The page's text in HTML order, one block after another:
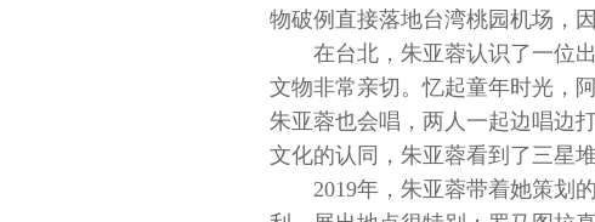
物破例直接落地台湾桃园机场，
在台北，朱亚蓉认识了一位
文物非常亲切。忆起童年时光，
朱亚蓉也会唱，两人一起边唱边
文化的认同，朱亚蓉看到了三星
2019年，朱亚蓉带着她策划